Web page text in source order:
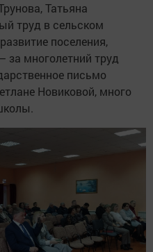
Татьяна
труд в сельском
поселения,
за многолетний труд
письмо
Новиковой, много